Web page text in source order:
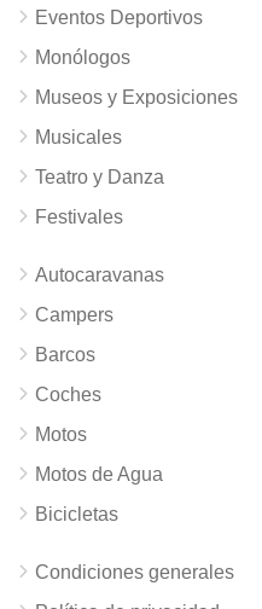
Eventos Deportivos
Monólogos
Museos y Exposiciones
Musicales
Teatro y Danza
Festivales
Autocaravanas
Campers
Barcos
Coches
Motos
Motos de Agua
Bicicletas
Condiciones generales